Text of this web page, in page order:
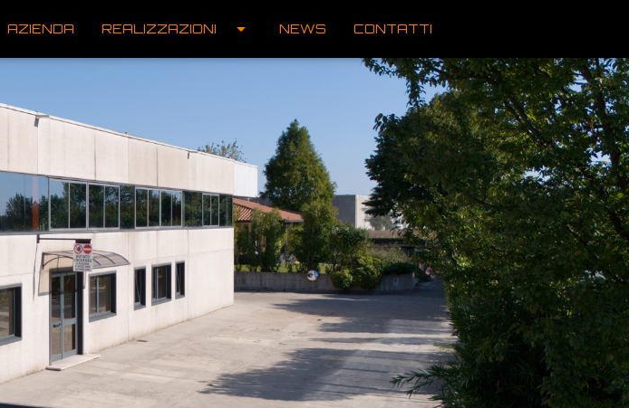
AZIENDA REALIZZAZIONI arrow_drop_down NEWS CONTATTI